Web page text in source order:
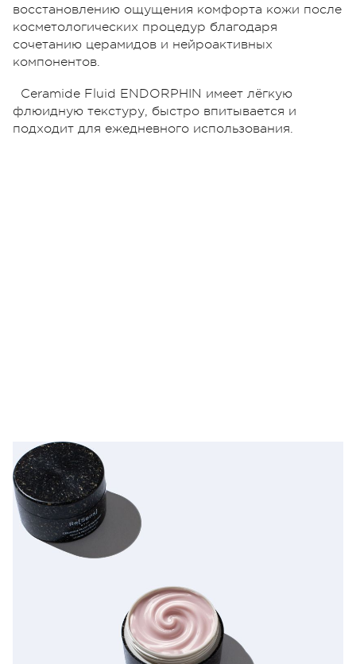
восстановлению ощущения комфорта кожи после
косметологических процедур благодаря
сочетанию церамидов и нейроактивных
компонентов.
Ceramide Fluid ENDORPHIN имеет лёгкую
флюидную текстуру, быстро впитывается и
подходит для ежедневного использования.